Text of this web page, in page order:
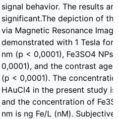
signal behavior. The results
significant.The depiction of
via Magnetic Resonance
demonstrated with 1 Tesla for
nm (p < 0,0001), Fe3SO4 NPs
0,0001), and the contrast
(p < 0,0001). The
HAuCl4 in the present study is
and the concentration of
nm is ng Fe/L (nM).